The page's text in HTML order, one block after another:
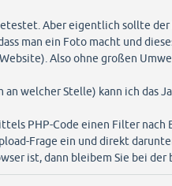
Aber eigentlich sollte der
man ein Foto macht und
Also ohne großen
an welcher Stelle) kann ich das
PHP-Code einen Filter nach
Frage ein und direkt
ist, dann bleibem Sie bei der